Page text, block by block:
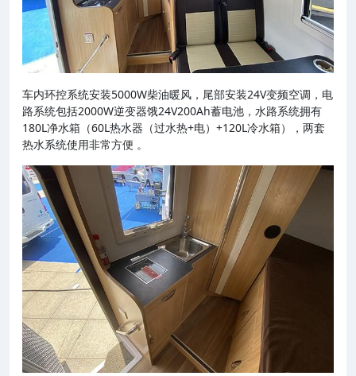
车内环控系统安装5000W柴油暖风，尾部安装24V变频空调，电
路系统包括2000W逆变器饿24V200Ah蓄电池，水路系统拥有
180L净水箱（60L热水器（过水热+电）+120L冷水箱），两套
热水系统使用非常方便 。